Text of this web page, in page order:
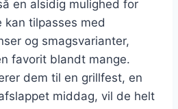
en alsidig mulighed for
kan tilpasses med
og smagsvarianter,
favorit blandt mange.
dem til en grillfest, en
middag, vil de helt